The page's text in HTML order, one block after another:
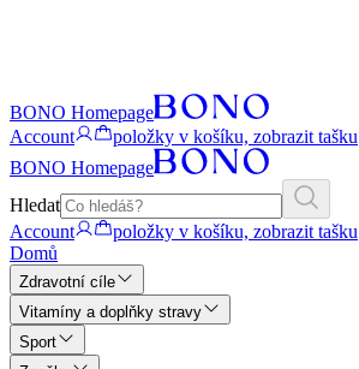
BONO Homepage
Account
položky v košíku, zobrazit tašku
BONO Homepage
Hledat
Account
položky v košíku, zobrazit tašku
Domů
Zdravotní cíle
Vitamíny a doplňky stravy
Sport